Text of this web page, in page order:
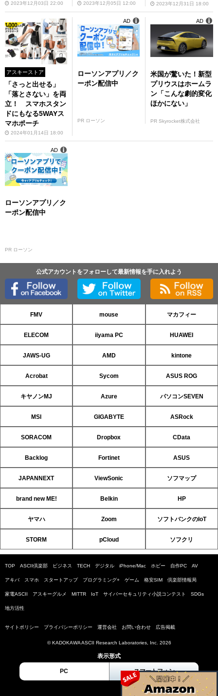
2023年12月03日 22:00 2023年12月05日 12:00 2023年12月31日 18:00
アスキーストア
「さっと出せる」
「落とさない」を両
立！ スマホスタン
ドにもなる5WAYス
マホポーチ
2024年01月14日 18:00
ローソンアプリ／ク
ーポン配信中
PR ローソン
AD
米国が驚いた！新型
プリウスはホームラ
ン「こんな劇的変化
ほかにない」
PR Skyrocket株式会社
AD
ローソンアプリ／ク
ーポン配信中
PR ローソン
AD
公式アカウントをフォローして最新情報を手に入れよう
FMV mouse マカフィー
ELECOM iiyama PC HUAWEI
JAWS-UG AMD kintone
Acrobat Sycom ASUS ROG
キヤノンMJ Azure パソコンSEVEN
MSI GIGABYTE ASRock
SORACOM Dropbox CData
Backlog Fortinet ASUS
JAPANNEXT ViewSonic ソフマップ
brand new ME! Belkin HP
ヤマハ Zoom ソフトバンクのIoT
STORM pCloud ソフクリ
TOP ASCII倶楽部 ビジネス TECH デジタル iPhone/Mac ホビー 自作PC AV
アキバ スマホ スタートアップ プログラミング+ ゲーム 格安SIM 倶楽部情報局
家電ASCII アスキーグルメ MITTR IoT サイバーセキュリティ小説コンテスト SDGs
地方活性
サイトポリシー プライバシーポリシー 運営会社 お問い合わせ 広告掲載
© KADOKAWA ASCII Research Laboratories, Inc. 2026
表示形式
PC スマートフォン